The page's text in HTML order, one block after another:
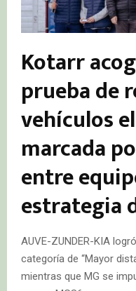
Kotarr
prueba de
vehículos
marcada
entre
estrategia
AUVE-ZUNDER-KIA
categoría de “Mayor
mientras que MG se